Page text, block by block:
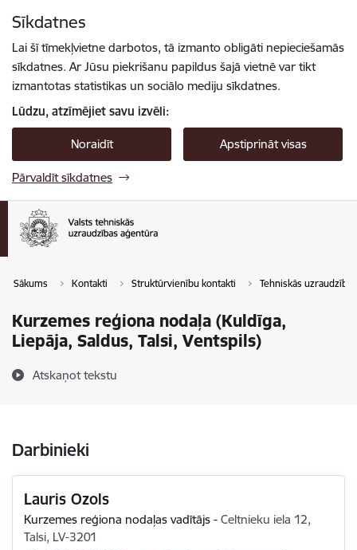
Sīkdatnes
Lai šī tīmekļvietne darbotos, tā izmanto obligāti nepieciešamās
sīkdatnes. Ar Jūsu piekrišanu papildus šajā vietnē var tikt
izmantotas statistikas un sociālo mediju sīkdatnes.
Lūdzu, atzīmējiet savu izvēli:
Noraidīt Apstiprināt visas
Pārvaldīt sīkdatnes
Sākums Kontakti Struktūrvienību kontakti Tehniskās
Kurzemes reģiona nodaļa (Kuldīga,
Liepāja, Saldus, Talsi, Ventspils)
Atskaņot tekstu
Darbinieki
Lauris Ozols
Kurzemes reģiona nodaļas vadītājs -Celtnieku iela 12,
Talsi, LV-3201